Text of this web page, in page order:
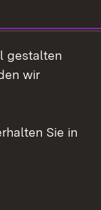
gestalten
wir
Sie in